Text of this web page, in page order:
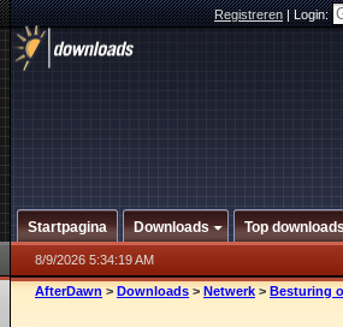
Registreren|Login:
Startpagina Downloads Top
8/9/2026 5:34:19 AM
AfterDawn > Downloads > Netwerk > Besturing